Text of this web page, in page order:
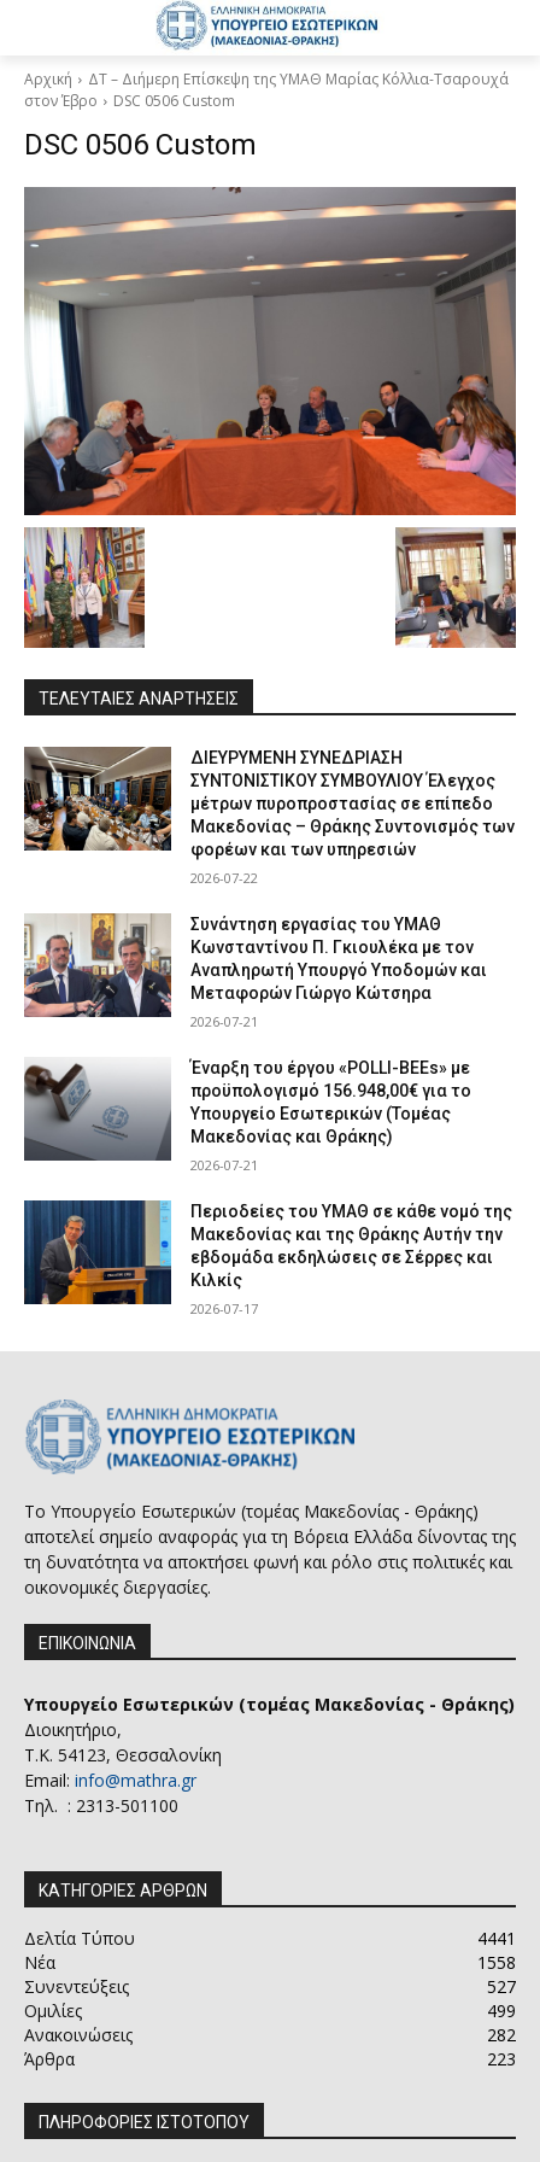
Αρχική
ΔΤ – Διήμερη Επίσκεψη της ΥΜΑΘ Μαρίας Κόλλια-Τσαρουχά
στον Έβρο
DSC 0506 Custom
DSC 0506 Custom
ΤΕΛΕΥΤΑΙΕΣ ΑΝΑΡΤΗΣΕΙΣ
ΔΙΕΥΡΥΜΕΝΗ ΣΥΝΕΔΡΙΑΣΗ
ΣΥΝΤΟΝΙΣΤΙΚΟΥ ΣΥΜΒΟΥΛΙΟΥ Έλεγχος
μέτρων πυροπροστασίας σε επίπεδο
Μακεδονίας – Θράκης Συντονισμός των
φορέων και των υπηρεσιών
2026-07-22
Συνάντηση εργασίας του ΥΜΑΘ
Κωνσταντίνου Π. Γκιουλέκα με τον
Αναπληρωτή Υπουργό Υποδομών και
Μεταφορών Γιώργο Κώτσηρα
2026-07-21
Έναρξη του έργου «POLLI-BEEs» με
προϋπολογισμό 156.948,00€ για το
Υπουργείο Εσωτερικών (Τομέας
Μακεδονίας και Θράκης)
2026-07-21
Περιοδείες του ΥΜΑΘ σε κάθε νομό της
Μακεδονίας και της Θράκης Αυτήν την
εβδομάδα εκδηλώσεις σε Σέρρες και
Κιλκίς
2026-07-17
Το Υπουργείο Εσωτερικών (τομέας Μακεδονίας - Θράκης)
αποτελεί σημείο αναφοράς για τη Βόρεια Ελλάδα δίνοντας της
τη δυνατότητα να αποκτήσει φωνή και ρόλο στις πολιτικές και
οικονομικές διεργασίες.
ΕΠΙΚΟΙΝΩΝΙΑ
Υπουργείο Εσωτερικών (τομέας Μακεδονίας - Θράκης)
Διοικητήριο,
Τ.Κ. 54123, Θεσσαλονίκη
Email: info@mathra.gr
Τηλ. : 2313-501100
ΚΑΤΗΓΟΡΙΕΣ ΑΡΘΡΩΝ
Δελτία Τύπου
4441
Νέα
1558
Συνεντεύξεις
527
Ομιλίες
499
Ανακοινώσεις
282
Άρθρα
223
ΠΛΗΡΟΦΟΡΙΕΣ ΙΣΤΟΤΟΠΟΥ